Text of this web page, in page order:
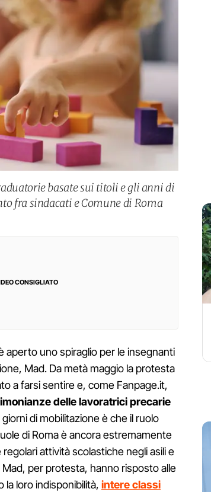
basate sui titoli e gli anni di
fra sindacati e Comune di Roma
CONSIGLIATO
aperto uno spiraglio per le insegnanti
Mad. Da metà maggio la protesta
a farsi sentire e, come Fanpage.it,
delle lavoratrici precarie
di mobilitazione è che il ruolo
di Roma è ancora estremamente
attività scolastiche negli asili e
per protesta, hanno risposto alle
loro indisponibilità, intere classi